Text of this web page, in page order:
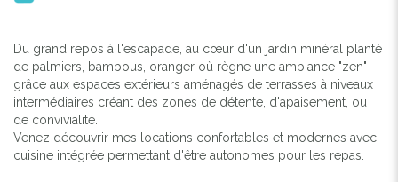
Du grand repos à l'escapade, au cœur d'un jardin minéral planté
de palmiers, bambous, oranger où règne une ambiance "zen"
grâce aux espaces extérieurs aménagés de terrasses à niveaux
intermédiaires créant des zones de détente, d'apaisement, ou
de convivialité.
Venez découvrir mes locations confortables et modernes avec
cuisine intégrée permettant d'être autonomes pour les repas.